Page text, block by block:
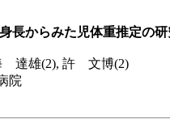
長からみた児体重推定の研
達雄(2), 許 文博(2)
院